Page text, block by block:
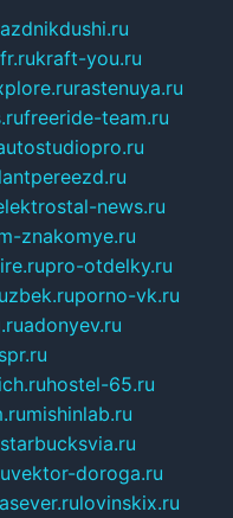
kraft-you.ru
rastenuya.ru
freeride-team.ru
news.ru
znakomye.ru
pro-otdelky.ru
porno-vk.ru
adonyev.ru
hostel-65.ru
mishinlab.ru
starbucksvia.ru
vektor-doroga.ru
lovinskix.ru